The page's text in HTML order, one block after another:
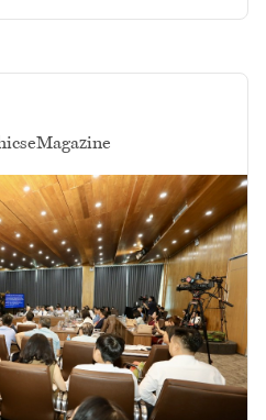
eMagazine